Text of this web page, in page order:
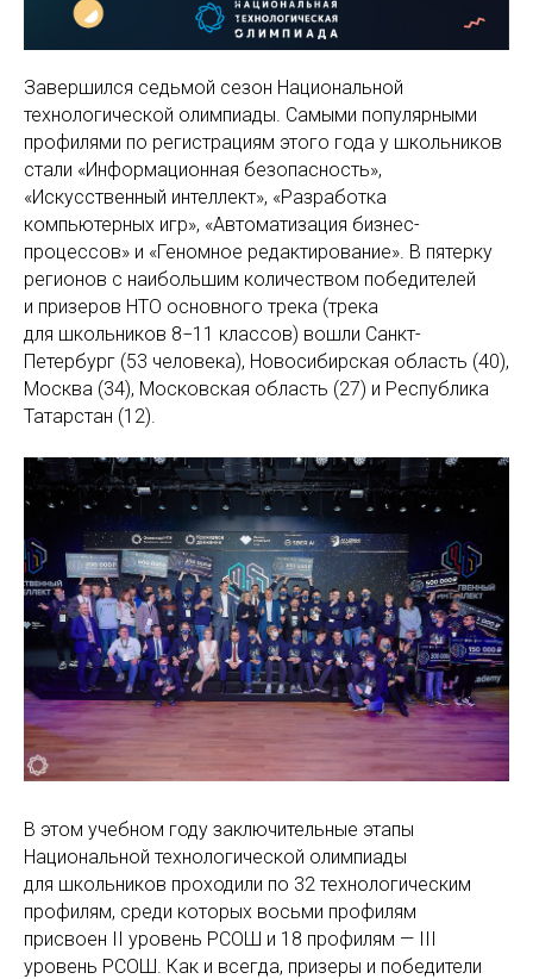
Завершился седьмой сезон Национальной
технологической олимпиады. Самыми популярными
профилями по регистрациям этого года у школьников
стали «Информационная безопасность»,
«Искусственный интеллект», «Разработка
компьютерных игр», «Автоматизация бизнес-
процессов» и «Геномное редактирование». В пятерку
регионов с наибольшим количеством победителей
и призеров НТО основного трека (трека
для школьников 8−11 классов) вошли Санкт-
Петербург (53 человека), Новосибирская область (40),
Москва (34), Московская область (27) и Республика
Татарстан (12).
В этом учебном году заключительные этапы
Национальной технологической олимпиады
для школьников проходили по 32 технологическим
профилям, среди которых восьми профилям
присвоен II уровень РСОШ и 18 профилям — III
уровень РСОШ. Как и всегда, призеры и победители